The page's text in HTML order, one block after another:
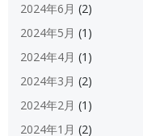
2024年6月 (2)
2024年5月 (1)
2024年4月 (1)
2024年3月 (2)
2024年2月 (1)
2024年1月 (2)